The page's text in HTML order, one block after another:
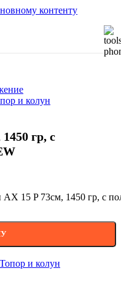
контенту
и колун
гр, с
AX 15 P 73см, 1450 гр, с
Топор и колун